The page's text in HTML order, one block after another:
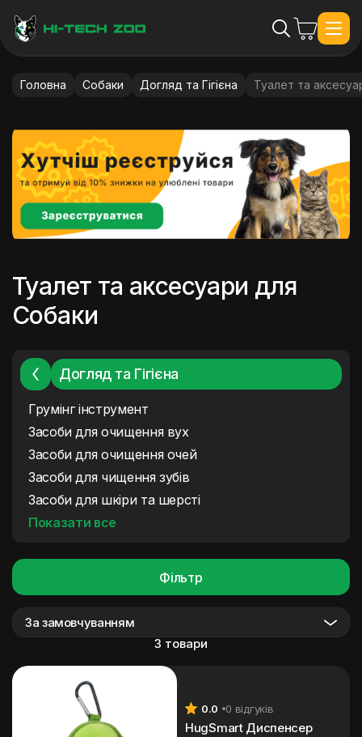
Головна Собаки Догляд та Гігієна Туалет та
Туалет та аксесуари для
Собаки
Догляд та Гігієна
Грумінг інструмент
Засоби для очищення вух
Засоби для очищення очей
Засоби для чищення зубів
Засоби для шкіри та шерсті
Показати все
Фільтр
За замовчуванням
3 товари
0.0 0 відгуків
HugSmart Диспенсер